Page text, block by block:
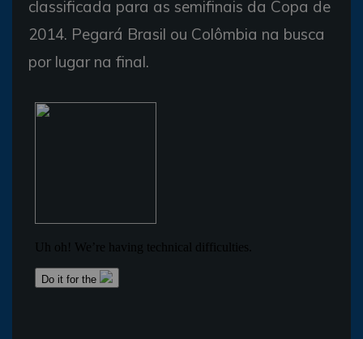
classificada para as semifinais da Copa de
2014. Pegará Brasil ou Colômbia na busca
por lugar na final.